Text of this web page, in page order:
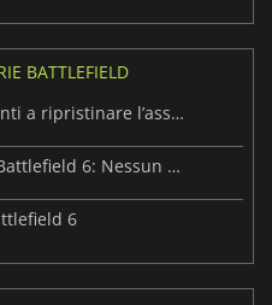
BATTLEFIELD
Battlefield 6: sviluppatori pronti a ripristinare l’assistenza mira
Chiarimenti sul crossplay di Battlefield 6: Nessun matchmaking solo su console
6